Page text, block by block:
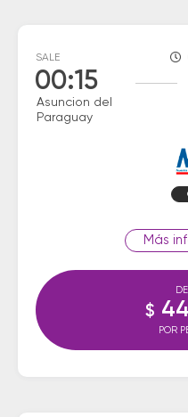
SALE
00:15
Asuncion del
Paraguay
$
POR